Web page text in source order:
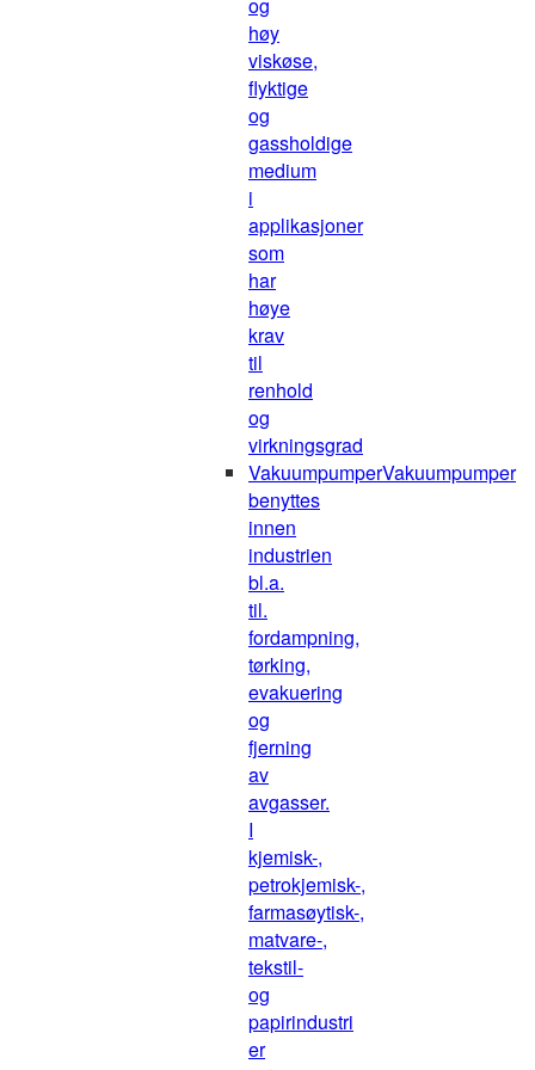
høy
viskøse,
flyktige
og
gassholdige
medium
i
applikasjoner
som
har
høye
krav
til
renhold
og
virkningsgrad
VakuumpumperVakuumpumper
benyttes
innen
industrien
bl.a.
til.
fordampning,
tørking,
evakuering
og
fjerning
av
avgasser.
I
kjemisk-,
petrokjemisk-,
farmasøytisk-,
matvare-,
tekstil-
og
papirindustri
er